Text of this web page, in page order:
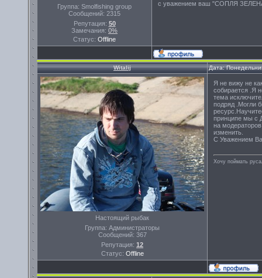
Группа: Smolfishing group
Сообщений: 2315
Репутация: 50
Замечания: 0%
Статус: Offline
с уважением ваш "СОПЛЯ
Witalij Дата:
Настоящий рыбак
Группа: Администраторы
Сообщений: 367
Репутация: 12
Статус: Offline
Я не вижу не
собирается .Я
тема
подряд .Могли
принципе мы с
на
изменить.
С Уважением
Хочу поймать